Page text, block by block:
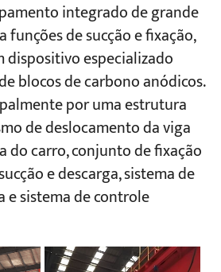
integrado de grande
de sucção e fixação,
dispositivo especializado
blocos de carbono anódicos.
por uma estrutura
de deslocamento da viga
do carro, conjunto de fixação
e descarga, sistema de
e sistema de controle